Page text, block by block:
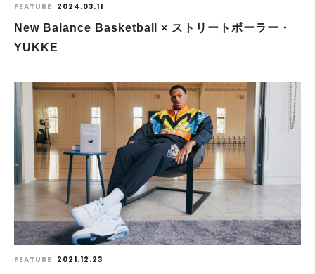
FEATURE 2024.03.11
New Balance Basketball × ストリートボーラー・
YUKKE
FEATURE 2021.12.23